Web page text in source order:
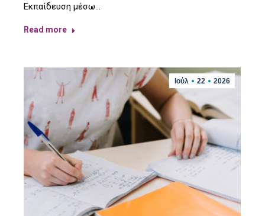
Εκπαίδευση μέσω…
Read more
Ιούλ 22 2026